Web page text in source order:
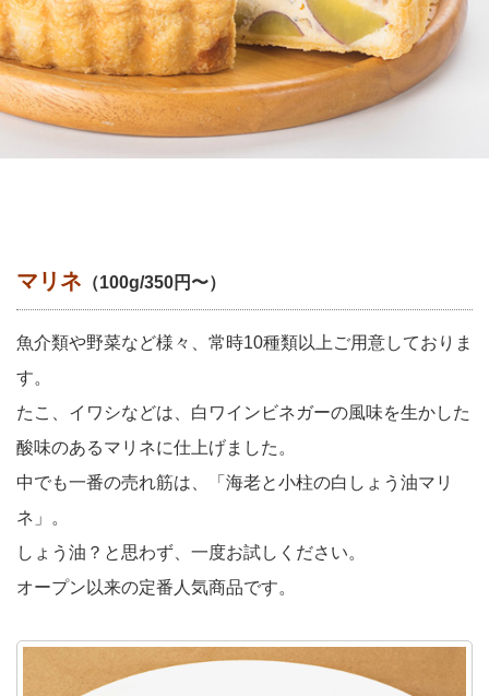
マリネ （100g/350円〜）
魚介類や野菜など様々、常時10種類以上ご用意しておりま
す。
たこ、イワシなどは、白ワインビネガーの風味を生かした
酸味のあるマリネに仕上げました。
中でも一番の売れ筋は、「海老と小柱の白しょう油マリ
ネ」。
しょう油？と思わず、一度お試しください。
オープン以来の定番人気商品です。